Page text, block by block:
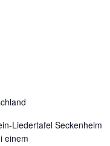
Liedertafel Seckenheim
einem